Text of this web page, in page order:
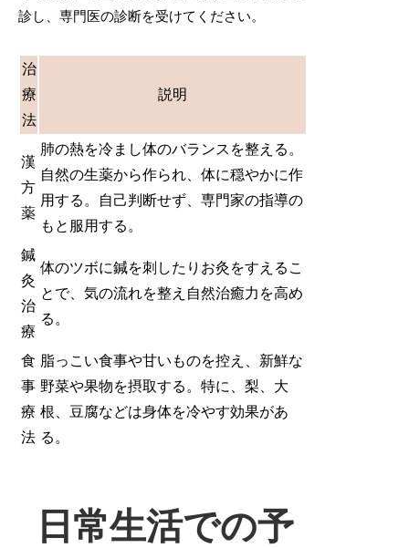
診し、専門医の診断を受けてください。
治
療
法
説明
漢
方
薬
肺の熱を冷まし体のバランスを整える。
自然の生薬から作られ、体に穏やかに作
用する。自己判断せず、専門家の指導の
もと服用する。
鍼
灸
治
療
体のツボに鍼を刺したりお灸をすえるこ
とで、気の流れを整え自然治癒力を高め
る。
食
事
療
法
脂っこい食事や甘いものを控え、新鮮な
野菜や果物を摂取する。特に、梨、大
根、豆腐などは身体を冷やす効果があ
る。
日常生活での予